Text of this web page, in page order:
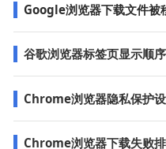
Google浏览器下载文件被
谷歌浏览器标签页显示顺序
Chrome浏览器隐私保护
Chrome浏览器下载失败